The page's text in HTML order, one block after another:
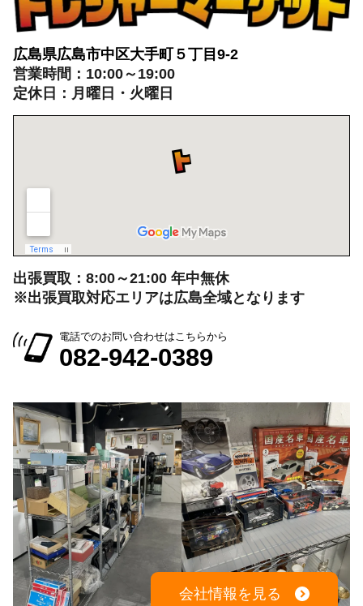
広島県広島市中区大手町５丁目9-2
営業時間：10:00～19:00
定休日：月曜日・火曜日
出張買取：8:00～21:00 年中無休
※出張買取対応エリアは広島全域となります
電話でのお問い合わせはこちらから
082-942-0389
会社情報を見る